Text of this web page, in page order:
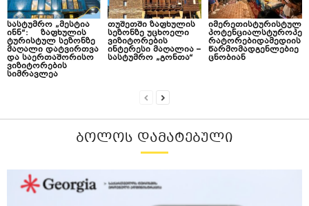
სასტუმრო „მესტია
ინნ“: ზაფხულის
ტურისტულ სეზონზე
მაღალი დატვირთვა
და საერთაშორისო
ვიზიტორების
სიმრავლეა
თუშეთში ზაფხულის
სეზონზე უცხოელი
ვიზიტორების
ინტერესი მაღალია –
სასტუმრო „გონთა“
იმერეთისტურისტულ
პოტენციალსტუროპე
რატორებიდამედიის
წარმომადგენლებიე
ცნობიან
ᲑᲝᲚᲝᲡ ᲓᲐᲛᲐᲢᲔᲑᲣᲚᲘ